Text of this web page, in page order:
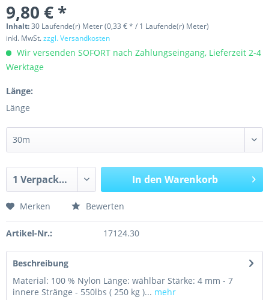
9,80 € *
Inhalt:30 Laufende(r) Meter (0,33 € * / 1 Laufende(r) Meter)
inkl. MwSt.zzgl. Versandkosten
Wir versenden SOFORT nach Zahlungseingang, Lieferzeit 2-4
Werktage
Länge:
Länge
In den Warenkorb
Merken Bewerten
Artikel-Nr.: 17124.30
Beschreibung
Material: 100 % Nylon Länge: wählbar Stärke: 4 mm - 7
innere Stränge - 550lbs ( 250 kg )... mehr